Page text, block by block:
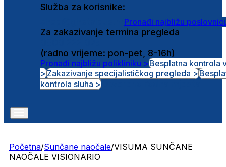
Služba za korisnike:
Pronađi najbližu
Za zakazivanje termina pregleda
(radno vrijeme: pon-pet, 8-16h)
Pronađi najbližu polikliniku >Besplatna kontrola
>Zakazivanje specijalističkog pregleda >
kontrola sluha >
Početna/Sunčane naočale/VISUMA SUNČANE
NAOČALE VISIONARIO